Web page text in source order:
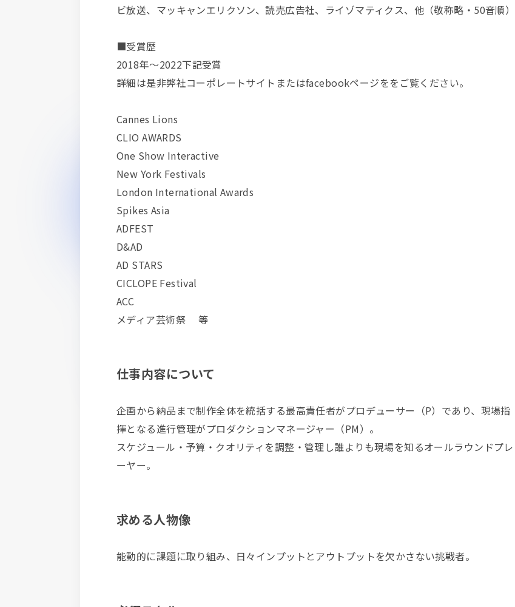
ビ放送、マッキャンエリクソン、読売広告社、ライゾマティクス、他（敬称略・50音順）
■受賞歴
2018年～2022下記受賞
詳細は是非弊社コーポレートサイトまたはfacebookページををご覧ください。
Cannes Lions
CLIO AWARDS
One Show Interactive
New York Festivals
London International Awards
Spikes Asia
ADFEST
D&AD
AD STARS
CICLOPE Festival
ACC
メディア芸術祭 等
仕事内容について
企画から納品まで制作全体を統括する最高責任者がプロデューサー（P）であり、現場指
揮となる進行管理がプロダクションマネージャー（PM）。
スケジュール・予算・クオリティを調整・管理し誰よりも現場を知るオールラウンドプレ
ーヤー。
求める人物像
能動的に課題に取り組み、日々インプットとアウトプットを欠かさない挑戦者。